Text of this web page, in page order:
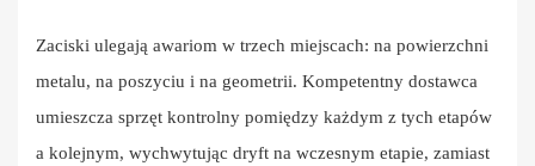
Zaciski ulegają awariom w trzech miejscach: na powierzchni
metalu, na poszyciu i na geometrii. Kompetentny dostawca
umieszcza sprzęt kontrolny pomiędzy każdym z tych etapów
a kolejnym, wychwytując dryft na wczesnym etapie, zamiast